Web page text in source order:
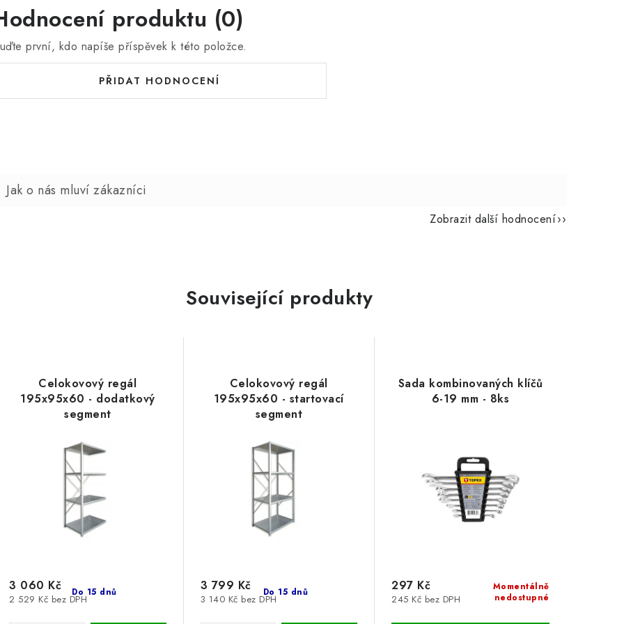
produktu (0)
první, kdo napíše příspěvek k této položce.
PŘIDAT HODNOCENÍ
Zobrazit další hodnocení
Související produkty
Celokovový regál
195x95x60 - dodatkový
segment
Do 15 dnů
2 529 Kč bez DPH
3 060 Kč
Celokovový regál
195x95x60 - startovací
segment
Do 15 dnů
3 140 Kč bez DPH
3 799 Kč
Sada kombinovaných klíčů
6-19 mm - 8ks
Momentálně
nedostupné
245 Kč bez DPH
297 Kč